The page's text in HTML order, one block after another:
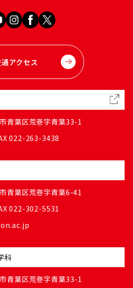
アクセス
青葉区荒巻字青葉33-1
022-263-3438
青葉区荒巻字青葉6-41
022-302-5531
科
青葉区荒巻字青葉33-1